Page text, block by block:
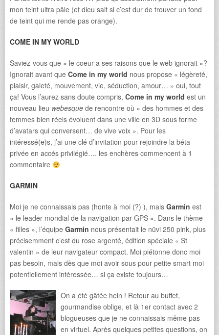
mon teint ultra pâle (et dieu sait si c’est dur de trouver un fond
de teint qui me rende pas orange).
COME IN MY WORLD
Saviez-vous que « le coeur a ses raisons que le web ignorait »?
Ignorait avant que Come in my world nous propose « légèreté,
plaisir, gaieté, mouvement, vie, séduction, amour… » oui, tout
ça! Vous l’aurez sans doute compris, Come in my world est un
nouveau lieu webesque de rencontre où « des hommes et des
femmes bien réels évoluent dans une ville en 3D sous forme
d’avatars qui conversent… de vive voix ». Pour les
intéressé(e)s, j’ai une clé d’invitation pour rejoindre la béta
privée en accés privilégié…. les enchères commencent à 1
commentaire
GARMIN
Moi je ne connaissais pas (honte à moi (?) ), mais Garmin est
« le leader mondial de la navigation par GPS ». Dans le thème
« filles », l’équipe Garmin nous présentait le nüvi 250 pink, plus
précisemment c’est du rose argenté, édition spéciale « St
valentin » de leur navigateur compact. Moi piétonne donc moi
pas besoin, mais dès que moi avoir sous pour petite smart moi
potentiellement intéressée… si ça existe toujours…
On a été gâtée hein ! Retour au buffet,
gourmandise oblige, et là 1er contact avec 2
blogueuses que je ne connaissais même pas
en virtuel. Après quelques petites questions, on